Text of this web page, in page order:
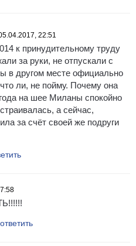
22:51
к принудительному труду
за руки, не отпускали с
в другом месте официально
ли, не пойму. Почему она
на шее Миланы спокойно
а сейчас,
за счёт своей же подруги